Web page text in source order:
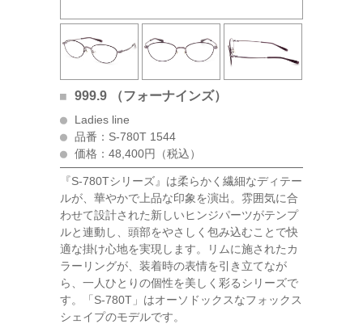
999.9 （フォーナインズ）
Ladies line
品番：S-780T 1544
価格：48,400円（税込）
『S-780Tシリーズ』は柔らかく繊細なディテー
ルが、華やかで上品な印象を演出。雰囲気に合
わせて設計された新しいヒンジパーツがテンプ
ルと連動し、頭部をやさしく包み込むことで快
適な掛け心地を実現します。リムに施されたカ
ラーリングが、装着時の表情を引き立てなが
ら、一人ひとりの個性を美しく彩るシリーズで
す。「S-780T」はオーソドックスなフォックス
シェイプのモデルです。